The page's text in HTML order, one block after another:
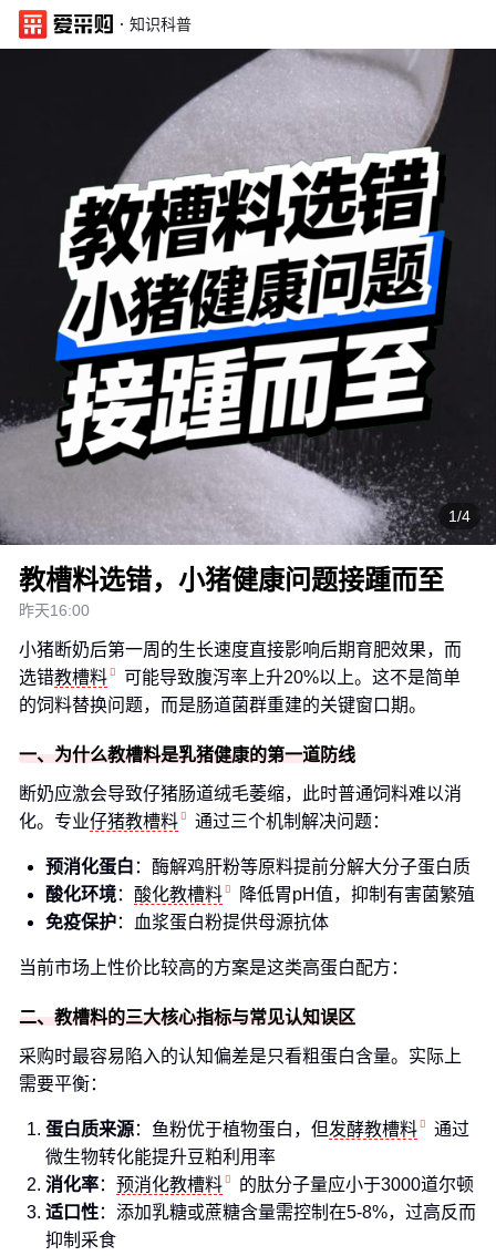
· 知识科普
1/4
教槽料选错，小猪健康问题接踵而至
昨天16:00
小猪断奶后第一周的生长速度直接影响后期育肥效果，而
选错教槽料
可能导致腹泻率上升20%以上。这不是简单
的饲料替换问题，而是肠道菌群重建的关键窗口期。
一、为什么教槽料是乳猪健康的第一道防线
断奶应激会导致仔猪肠道绒毛萎缩，此时普通饲料难以消
化。专业仔猪教槽料 通过三个机制解决问题：
预消化蛋白 ：酶解鸡肝粉等原料提前分解大分子蛋白质
酸化环境： 酸化教槽料
降低胃pH值，抑制有害菌繁殖
免疫保护：血浆蛋白粉提供母源抗体
当前市场上性价比较高的方案是这类高蛋白配方：
二、教槽料的三大核心指标与常见认知误区
采购时最容易陷入的认知偏差是只看粗蛋白含量。实际上
需要平衡：
蛋白质来源：鱼粉优于植物蛋白，但发酵教槽料
通过
微生物转化能提升豆粕利用率
消化率： 预消化教槽料
的肽分子量应小于3000道尔顿
适口性：添加乳糖或蔗糖含量需控制在5-8%，过高反而
抑制采食